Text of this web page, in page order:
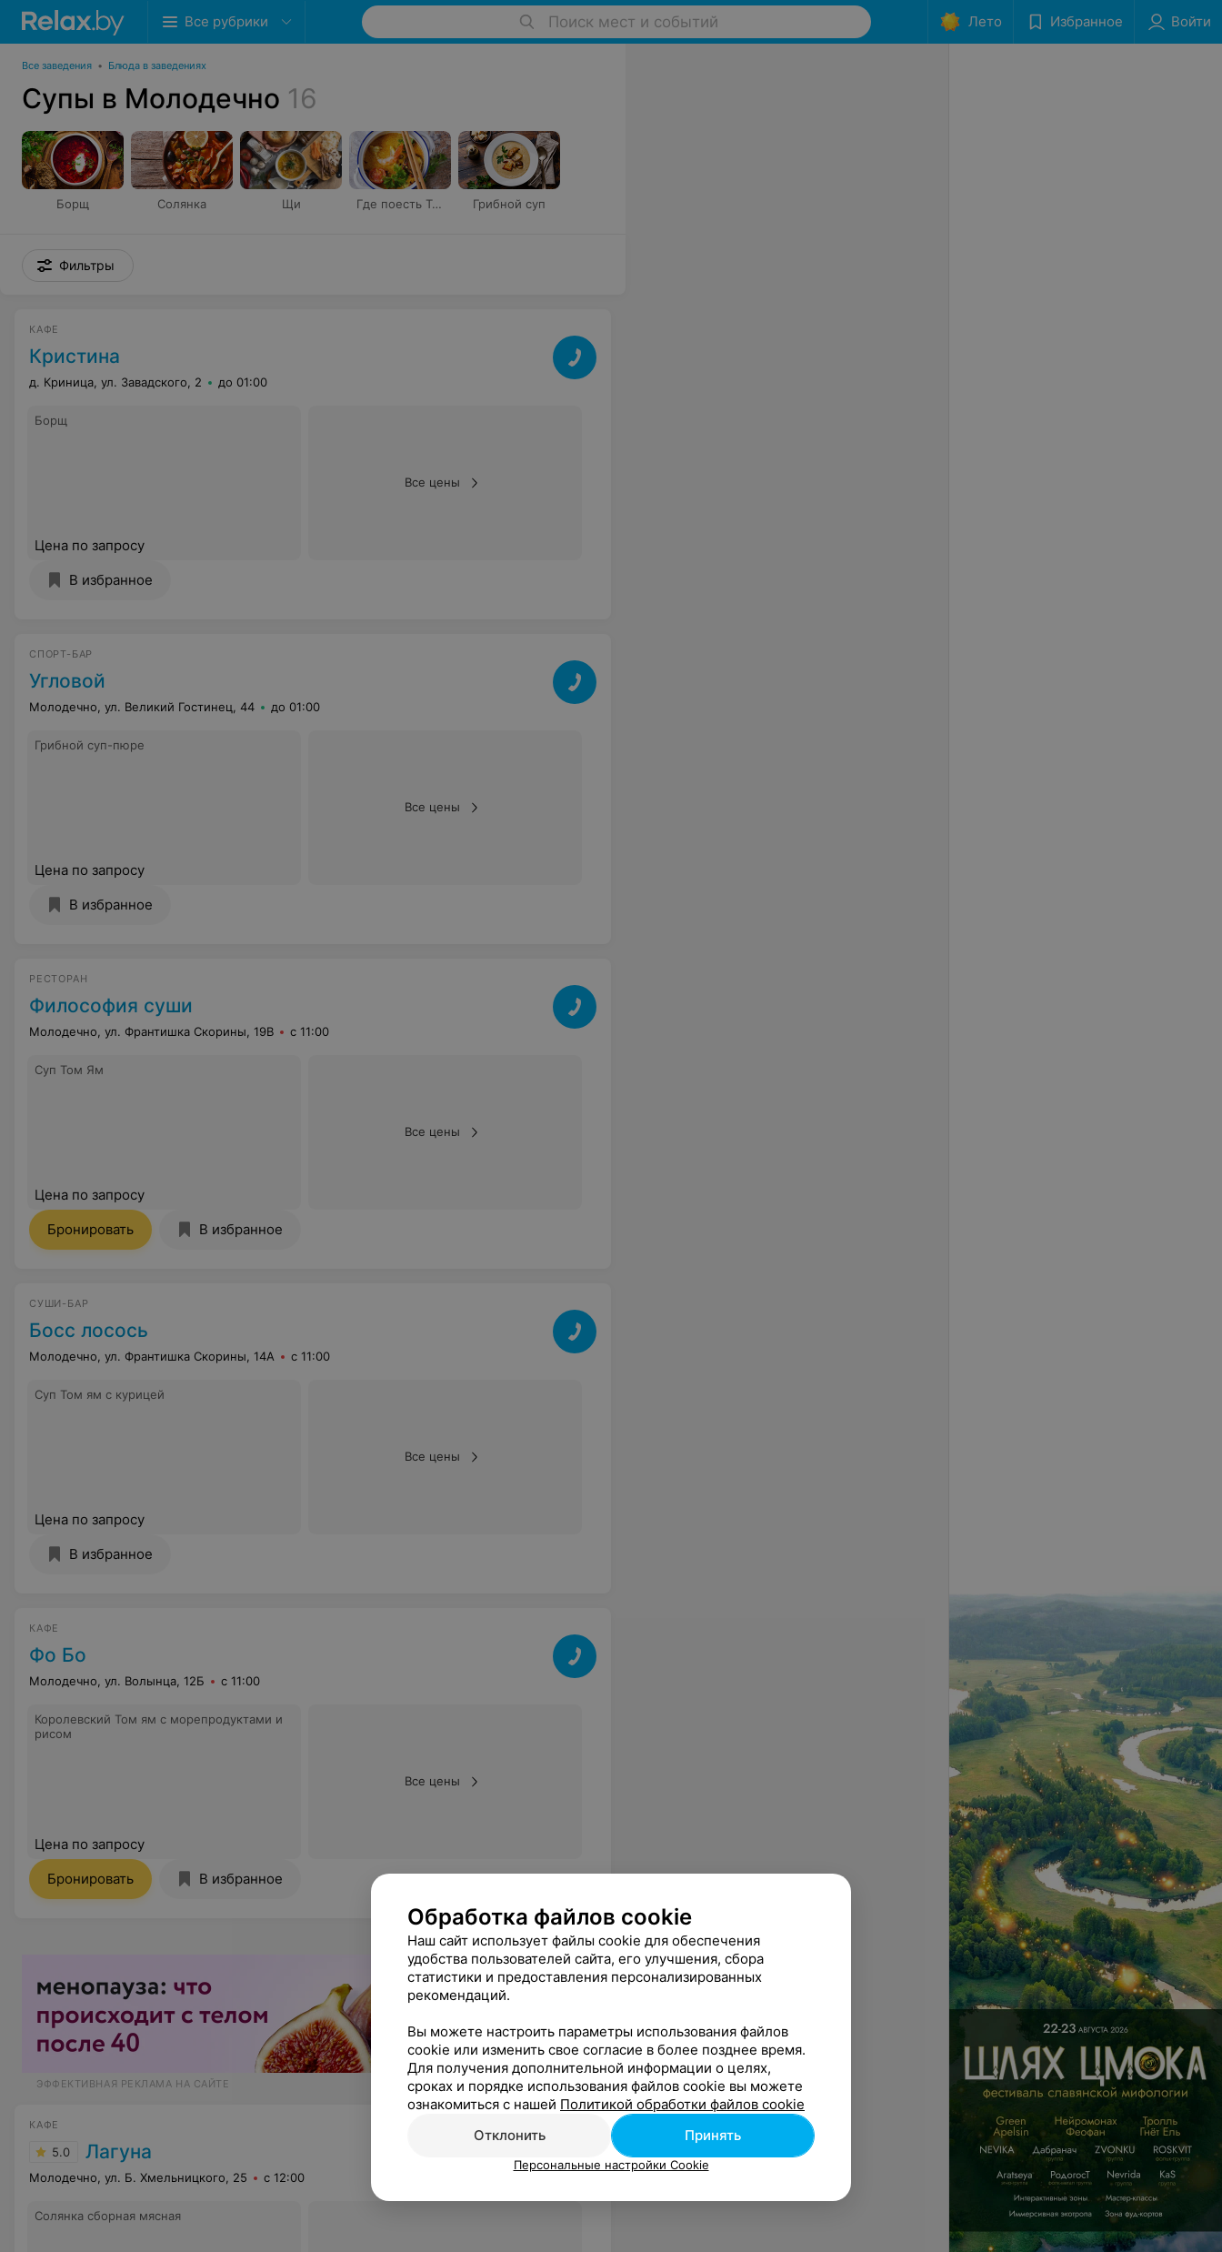
Все рубрики Поиск мест и событий Лето Избранное Войти
Все заведения • Блюда в заведениях
Супы в Молодечно 16
Борщ Солянка Щи Где поесть Том Ям Грибной суп
Фильтры
КАФЕ
Кристина
д. Криница, ул. Завадского, 2 до 01:00
Борщ
Цена по запросу
Все цены
В избранное
СПОРТ-БАР
Угловой
Молодечно, ул. Великий Гостинец, 44 до 01:00
Грибной суп-пюре
Цена по запросу
Все цены
В избранное
РЕСТОРАН
Философия суши
Молодечно, ул. Франтишка Скорины, 19В с 11:00
Суп Том Ям
Цена по запросу
Все цены
Бронировать В избранное
СУШИ-БАР
Босс лосось
Молодечно, ул. Франтишка Скорины, 14А с 11:00
Суп Том ям с курицей
Цена по запросу
Все цены
В избранное
КАФЕ
Фо Бо
Молодечно, ул. Волынца, 12Б с 11:00
Королевский Том ям с морепродуктами и
рисом
Цена по запросу
Все цены
Бронировать В избранное
ЭФФЕКТИВНАЯ РЕКЛАМА НА САЙТЕ
КАФЕ
5.0 Лагуна
Молодечно, ул. Б. Хмельницкого, 25 с 12:00
Солянка сборная мясная
Обработка файлов cookie
Наш сайт использует файлы cookie для обеспечения
удобства пользователей сайта, его улучшения, сбора
статистики и предоставления персонализированных
рекомендаций.
Вы можете настроить параметры использования файлов
cookie или изменить свое согласие в более позднее время.
Для получения дополнительной информации о целях,
сроках и порядке использования файлов cookie вы можете
ознакомиться с нашей Политикой обработки файлов cookie
Отклонить
Принять
Персональные настройки Cookie